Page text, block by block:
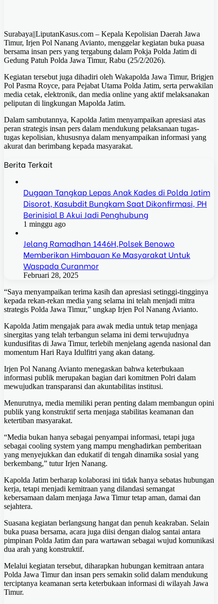
Surabaya||LiputanKasus.com – Kepala Kepolisian Daerah Jawa
Timur, Irjen Pol Nanang Avianto, menggelar kegiatan buka puasa
bersama insan pers yang tergabung dalam Pokja Polda Jatim di
Gedung Patuh Polda Jawa Timur, Rabu (25/2/2026).
Kegiatan tersebut juga dihadiri oleh Wakapolda Jawa Timur, Brigjen
Pol Pasma Royce, para Pejabat Utama Polda Jatim, serta perwakilan
media cetak, elektronik, dan media online yang aktif melaksanakan
peliputan di lingkungan Mapolda Jatim.
Dalam sambutannya, Kapolda Jatim menyampaikan apresiasi atas
peran strategis insan pers dalam mendukung pelaksanaan tugas-
tugas kepolisian, khususnya dalam menyampaikan informasi yang
akurat dan berimbang kepada masyarakat.
Berita Terkait
Dugaan Tangkap Lepas Anak Kades di Polda Jatim
Disorot, Kasubdit Bungkam Saat Dikonfirmasi, PH
Berinisial B Akui Jadi Penghubung
1 minggu ago
Jelang Ramadhan 1446H,Polsek Benowo
Memberikan Himbauan Ke Masyarakat Untuk
Waspada Curanmor
Februari 28, 2025
“Saya menyampaikan terima kasih dan apresiasi setinggi-tingginya
kepada rekan-rekan media yang selama ini telah menjadi mitra
strategis Polda Jawa Timur,” ungkap Irjen Pol Nanang Avianto.
Kapolda Jatim mengajak para awak media untuk tetap menjaga
sinergitas yang telah terbangun selama ini demi terwujudnya
kundusifitas di Jawa Timur, terlebih menjelang agenda nasional dan
momentum Hari Raya Idulfitri yang akan datang.
Irjen Pol Nanang Avianto menegaskan bahwa keterbukaan
informasi publik merupakan bagian dari komitmen Polri dalam
mewujudkan transparansi dan akuntabilitas institusi.
Menurutnya, media memiliki peran penting dalam membangun opini
publik yang konstruktif serta menjaga stabilitas keamanan dan
ketertiban masyarakat.
“Media bukan hanya sebagai penyampai informasi, tetapi juga
sebagai cooling system yang mampu menghadirkan pemberitaan
yang menyejukkan dan edukatif di tengah dinamika sosial yang
berkembang,” tutur Irjen Nanang.
Kapolda Jatim berharap kolaborasi ini tidak hanya sebatas hubungan
kerja, tetapi menjadi kemitraan yang dilandasi semangat
kebersamaan dalam menjaga Jawa Timur tetap aman, damai dan
sejahtera.
Suasana kegiatan berlangsung hangat dan penuh keakraban. Selain
buka puasa bersama, acara juga diisi dengan dialog santai antara
pimpinan Polda Jatim dan para wartawan sebagai wujud komunikasi
dua arah yang konstruktif.
Melalui kegiatan tersebut, diharapkan hubungan kemitraan antara
Polda Jawa Timur dan insan pers semakin solid dalam mendukung
terciptanya keamanan serta keterbukaan informasi di wilayah Jawa
Timur.